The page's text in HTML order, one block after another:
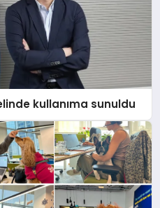
kullanıma sunuldu